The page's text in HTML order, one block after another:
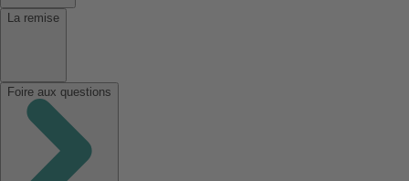
La remise
Foire aux questions